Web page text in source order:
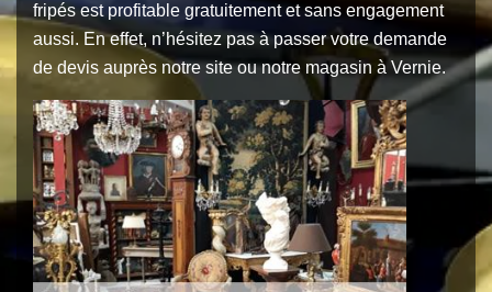
fripés est profitable gratuitement et sans engagement
aussi. En effet, n’hésitez pas à passer votre demande
de devis auprès notre site ou notre magasin à Vernie.